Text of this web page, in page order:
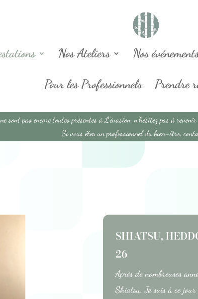
Nos Ateliers Nos
Pour les Professionnels Prendre
sont pas encore toutes présentes à L’évasion, n’hésitez pas à
Si vous êtes un professionnel du bien-être,
SHIATSU,
26
Après de nombreuses
Shiatsu. Je suis à ce